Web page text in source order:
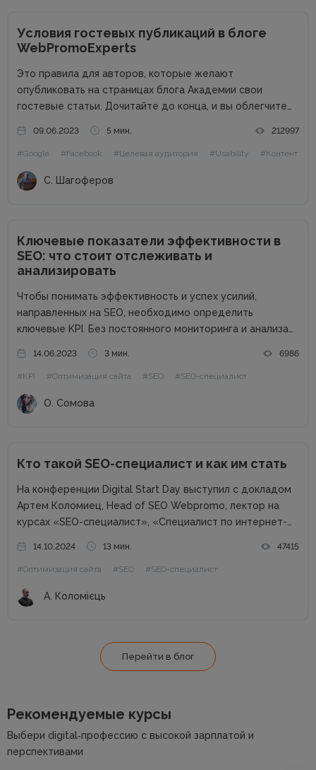
Условия гостевых публикаций в блоге
WebPromoExperts
Это правила для авторов, которые желают
опубликовать на страницах блога Академии свои
гостевые статьи. Дочитайте до конца, и вы облегчите
интернет-маркетинга WebPromoExperts в цифрах: 37
000 уникальных посетителей, 90 000 подписчиков...
09.06.2023 5 мин. 212997
#Google #Facebook #Целевая аудитория #Usability #Контент
С. Шагоферов
Ключевые показатели эффективности в
SEO: что стоит отслеживать и
анализировать
Чтобы понимать эффективность и успех усилий,
направленных на SEO, необходимо определить
ключевые KPI. Без постоянного мониторинга и анализа
оценить прогресс работы. KPI в SEO, которые
определяют заказчик и исполнитель услуг, позволяет
наладить рабочий процесс, отслеживать данные...
14.06.2023 3 мин. 6986
#KPI #Оптимизация сайта #SEO #SEO-специалист
О. Сомова
Кто такой SEO-специалист и как им стать
На конференции Digital Start Day выступил с докладом
Артем Коломиец, Head of SEO Webpromo, лектор на
курсах «SEO-специалист», «Специалист по интернет-
специалист, что должен знать и уметь, насколько
актуальна профессия и как им стать. Что такое...
14.10.2024 13 мин. 47415
#Оптимизация сайта #SEO #SEO-специалист
А. Коломієць
Перейти в блог
Рекомендуемые курсы
Выбери digital‑профессию с высокой зарплатой и
перспективами